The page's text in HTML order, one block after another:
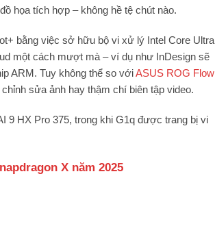
họa tích hợp – không hề tệ chút nào.
bằng việc sở hữu bộ vi xử lý Intel Core Ultra
một cách mượt mà – ví dụ như InDesign sẽ
ARM. Tuy không thể so vớiASUS ROG Flow
sửa ảnh hay thậm chí biên tập video.
9 HX Pro 375, trong khi G1q được trang bị vi
X năm 2025